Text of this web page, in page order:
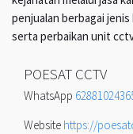
penjualan berbagai
serta perbaikan unit
POESAT CCTV
WhatsApp
Website https://